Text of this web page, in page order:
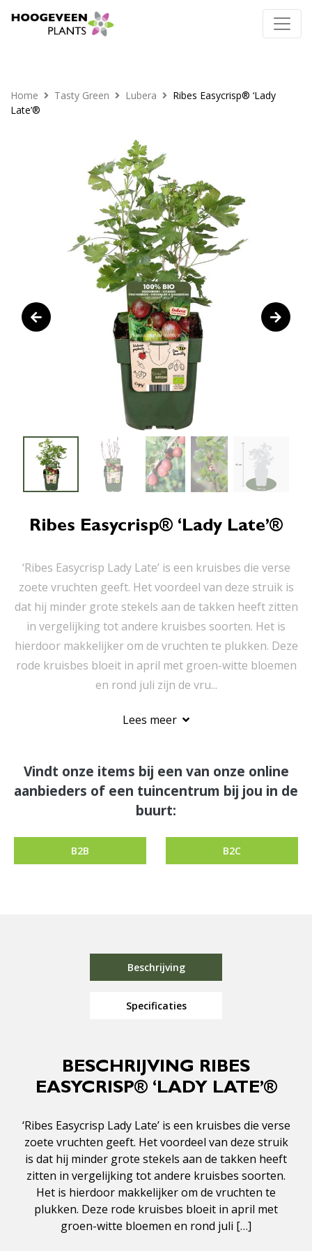
Home Tasty Green Lubera
Ribes Easycrisp® ‘Lady
Late’®
Ribes Easycrisp® ‘Lady Late’®
‘Ribes Easycrisp Lady Late’ is een kruisbes die verse
zoete vruchten geeft. Het voordeel van deze struik is
dat hij minder grote stekels aan de takken heeft zitten
in vergelijking tot andere kruisbes soorten. Het is
hierdoor makkelijker om de vruchten te plukken. Deze
rode kruisbes bloeit in april met groen-witte bloemen
en rond juli zijn de vru...
Lees meer
Vindt onze items bij een van onze online
aanbieders of een tuincentrum bij jou in de
buurt:
B2B B2C
Beschrijving
Specificaties
BESCHRIJVING RIBES
EASYCRISP® ‘LADY LATE’®
‘Ribes Easycrisp Lady Late’ is een kruisbes die verse
zoete vruchten geeft. Het voordeel van deze struik
is dat hij minder grote stekels aan de takken heeft
zitten in vergelijking tot andere kruisbes soorten.
Het is hierdoor makkelijker om de vruchten te
plukken. Deze rode kruisbes bloeit in april met
groen-witte bloemen en rond juli […]